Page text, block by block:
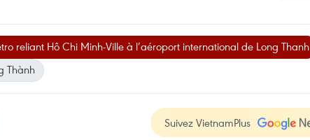
reliant Hô Chi Minh-Ville à l’aéroport international de Long Thanh
Thành
Suivez VietnamPlus